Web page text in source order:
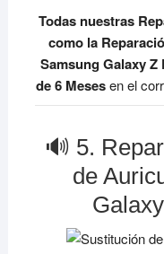
Todas nuestras
como la
Samsung Galaxy Z
de 6 Mesesen el
🔊 5.
de